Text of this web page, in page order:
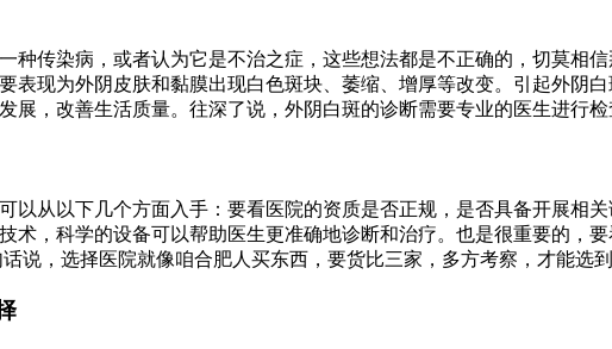
传染病，或者认为它是不治之症，这些想法都是不正确的，切莫相
表现为外阴皮肤和黏膜出现白色斑块、萎缩、增厚等改变。引起外阴
展，改善生活质量。往深了说，外阴白斑的诊断需要专业的医生进行
以从以下几个方面入手：要看医院的资质是否正规，是否具备开展相
术，科学的设备可以帮助医生更准确地诊断和治疗。也是很重要的，
说，选择医院就像咱合肥人买东西，要货比三家，多方考察，才能选到